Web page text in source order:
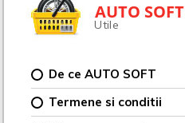
AUTO SOFT
Utile
De ce AUTO SOFT
Termene si conditii